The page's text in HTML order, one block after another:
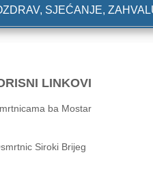
SJEĆANJE,
LINKOVI
ba Mostar
Siroki Brijeg